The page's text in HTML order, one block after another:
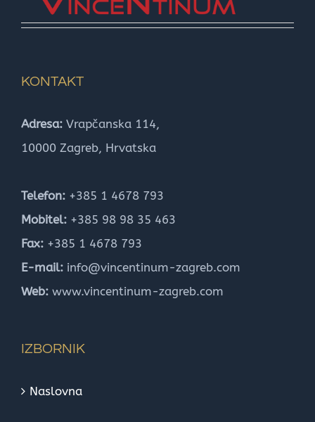
KONTAKT
Adresa: Vrapčanska 114,
10000 Zagreb, Hrvatska
Telefon: +385 1 4678 793
Mobitel: +385 98 98 35 463
Fax: +385 1 4678 793
E-mail: info@vincentinum-zagreb.com
Web: www.vincentinum-zagreb.com
IZBORNIK
Naslovna